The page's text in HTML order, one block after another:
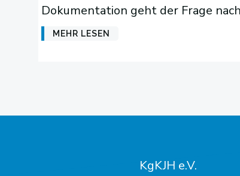
Dokumentation geht der Frage
MEHR LESEN
KgKJH e.V.